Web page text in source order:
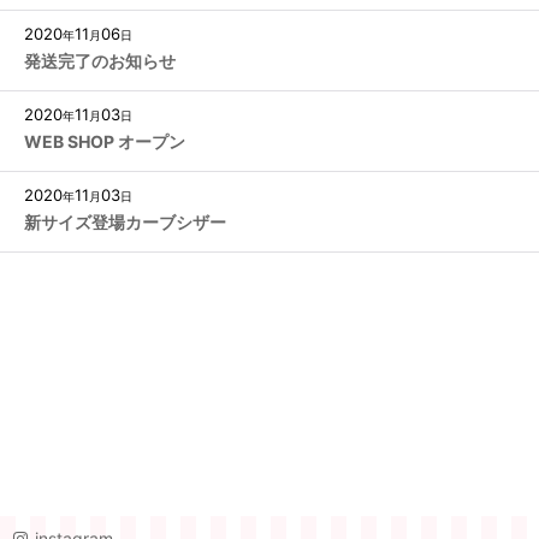
2020年11 月06日
発送完了のお知らせ
2020年11 月03日
WEB SHOP オープン
2020年11 月03日
新サイズ登場カーブシザー